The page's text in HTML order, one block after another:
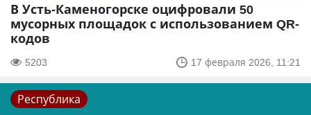
В Усть-Каменогорске оцифровали 50
мусорных площадок с использованием QR-
кодов
5203 17 февраля 2026, 11:21
Республика